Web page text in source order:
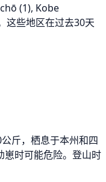
(1), Kobe
这些地区在过去30天
斤，栖息于本州和四
崽时可能危险。登山时